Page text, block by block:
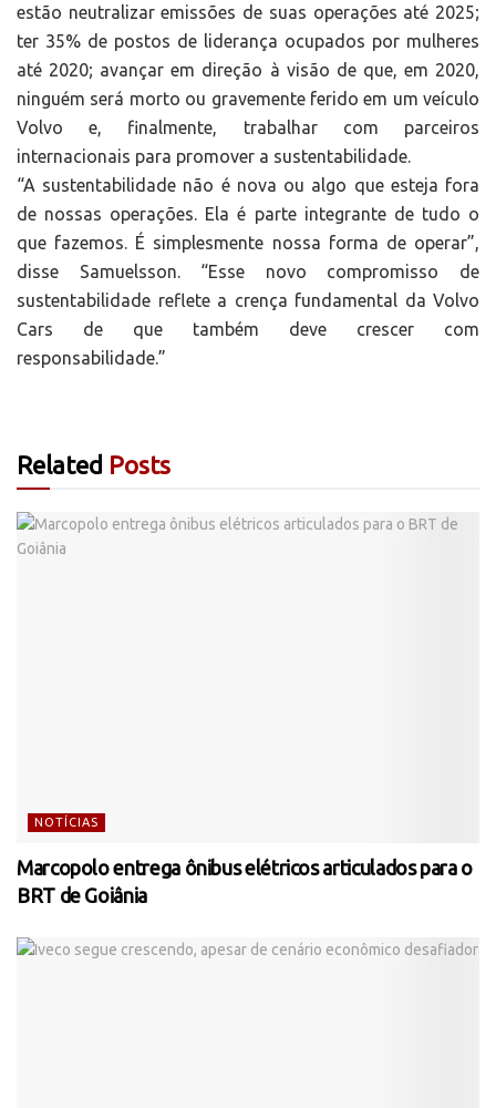
estão neutralizar emissões de suas operações até 2025;
ter 35% de postos de liderança ocupados por mulheres
até 2020; avançar em direção à visão de que, em 2020,
ninguém será morto ou gravemente ferido em um veículo
Volvo e, finalmente, trabalhar com parceiros
internacionais para promover a sustentabilidade.
“A sustentabilidade não é nova ou algo que esteja fora
de nossas operações. Ela é parte integrante de tudo o
que fazemos. É simplesmente nossa forma de operar”,
disse Samuelsson. “Esse novo compromisso de
sustentabilidade reflete a crença fundamental da Volvo
Cars de que também deve crescer com
responsabilidade.”
Related Posts
NOTÍCIAS
Marcopolo entrega ônibus elétricos articulados para o
BRT de Goiânia